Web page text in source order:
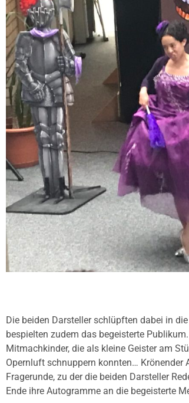
Die beiden Darsteller schlüpften dabei in
bespielten zudem das begeisterte
Mitmachkinder, die als kleine Geister am
Opernluft schnuppern konnten…
Fragerunde, zu der die beiden Darsteller
Ende ihre Autogramme an die begeisterte